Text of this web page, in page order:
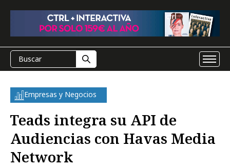
Empresas y Negocios
Teads integra su API de
Audiencias con Havas Media
Network